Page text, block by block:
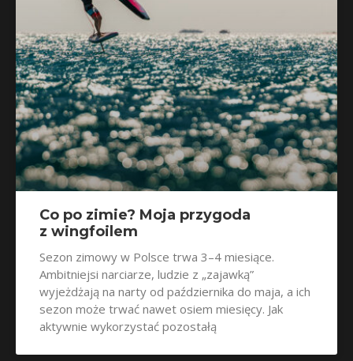
Co po zimie? Moja przygoda
z wingfoilem
Sezon zimowy w Polsce trwa 3–4 miesiące.
Ambitniejsi narciarze, ludzie z „zajawką”
wyjeżdżają na narty od października do maja, a ich
sezon może trwać nawet osiem miesięcy. Jak
aktywnie wykorzystać pozostałą